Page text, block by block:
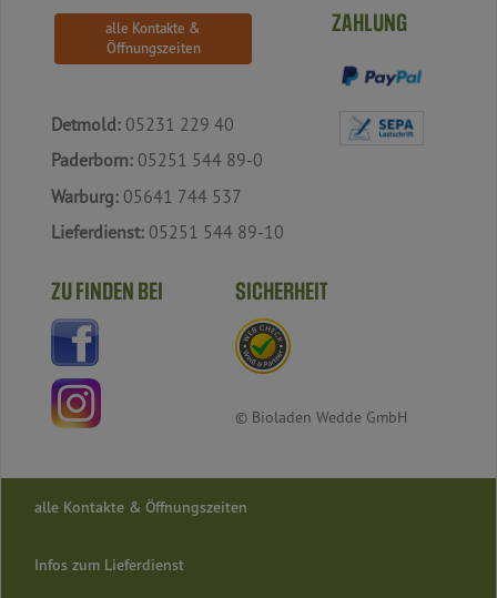
alle Kontakte &
Öffnungszeiten
Detmold: 05231 229 40
Paderborn: 05251 544 89-0
Warburg: 05641 744 537
Lieferdienst: 05251 544 89-10
ZAHLUNG
ZU FINDEN BEI SICHERHEIT
© Bioladen Wedde GmbH
alle Kontakte & Öffnungszeiten
Infos zum Lieferdienst